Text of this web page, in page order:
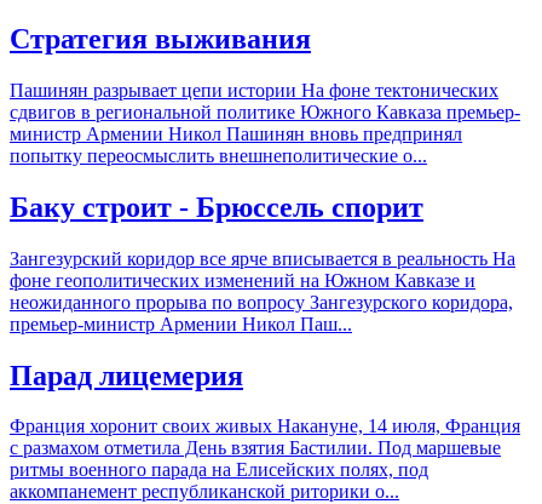
Стратегия выживания
Пашинян разрывает цепи истории На фоне тектонических
сдвигов в региональной политике Южного Кавказа премьер-
министр Армении Никол Пашинян вновь предпринял
попытку переосмыслить внешнеполитические о...
Баку строит - Брюссель спорит
Зангезурский коридор все ярче вписывается в реальность На
фоне геополитических изменений на Южном Кавказе и
неожиданного прорыва по вопросу Зангезурского коридора,
премьер-министр Армении Никол Паш...
Парад лицемерия
Франция хоронит своих живых Накануне, 14 июля, Франция
с размахом отметила День взятия Бастилии. Под маршевые
ритмы военного парада на Елисейских полях, под
аккомпанемент республиканской риторики о...